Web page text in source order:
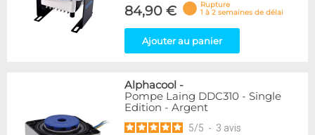
84,90 €
Rupture
1 à 2 semaines de délai
Ajouter au panier
Alphacool -
Pompe Laing DDC310 - Single
Edition - Argent
5/5 - 3 avis